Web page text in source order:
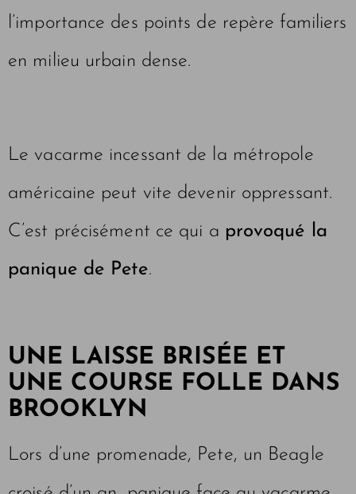
l’importance des points de repère familiers
en milieu urbain dense.
Le vacarme incessant de la métropole
américaine peut vite devenir oppressant.
C’est précisément ce qui a provoqué la
panique de Pete.
UNE LAISSE BRISÉE ET
UNE COURSE FOLLE DANS
BROOKLYN
Lors d’une promenade, Pete, un Beagle